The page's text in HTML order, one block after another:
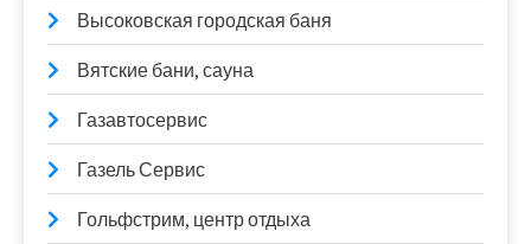
Высоковская городская баня
Вятские бани, сауна
Газавтосервис
Газель Сервис
Гольфстрим, центр отдыха